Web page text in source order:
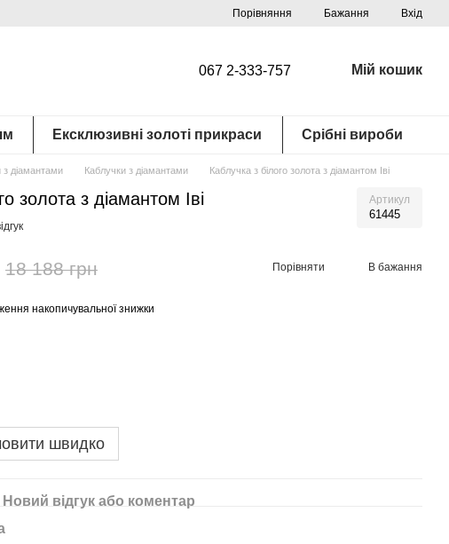
Порівняння Бажання Вхід
067 2-333-757 Мій кошик
Ексклюзивні золоті прикраси Срібні вироби
з діамантами Каблучки з діамантами Каблучка з білого золота з діамантом Іві
золота з діамантом Іві Артикул
61445
18 188 грн Порівняти В бажання
накопичувальної знижки
швидко
Новий відгук або коментар